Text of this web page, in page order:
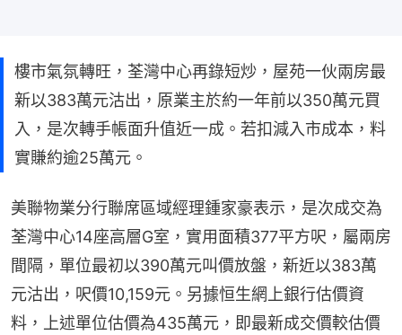
樓市氣氛轉旺，荃灣中心再錄短炒，屋苑一伙兩房最
新以383萬元沽出，原業主於約一年前以350萬元買
入，是次轉手帳面升值近一成。若扣減入市成本，料
實賺約逾25萬元。
美聯物業分行聯席區域經理鍾家豪表示，是次成交為
荃灣中心14座高層G室，實用面積377平方呎，屬兩房
間隔，單位最初以390萬元叫價放盤，新近以383萬
元沽出，呎價10,159元。另據恒生網上銀行估價資
料，上述單位估價為435萬元，即最新成交價較估價